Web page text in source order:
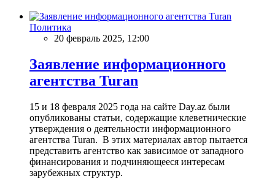
Политика
20 февраль 2025, 12:00
Заявление информационного
агентства Turan
15 и 18 февраля 2025 года на сайте Day.az были
опубликованы статьи, содержащие клеветнические
утверждения о деятельности информационного
агентства Turan. В этих материалах автор пытается
представить агентство как зависимое от западного
финансирования и подчиняющееся интересам
зарубежных структур.